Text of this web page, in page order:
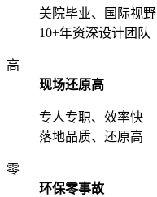
美院毕业、国际视野
10+年资深设计团队
高
现场还原高
专人专职、效率快
落地品质、还原高
零
环保零事故